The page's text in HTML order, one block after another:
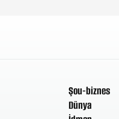
Şou-biznes
Dünya